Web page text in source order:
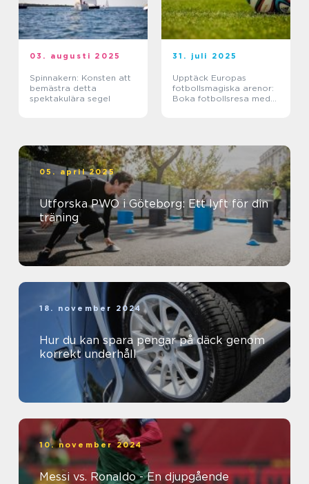
03. augusti 2025
Spinnakern: Konsten att
bemästra detta
spektakulära segel
31. juli 2025
Upptäck Europas
fotbollsmagiska arenor:
Boka fotbollsresa med
05. april 2025
Utforska PWO i Göteborg: Ett lyft för din
träning
18. november 2024
Hur du kan spara pengar på däck genom
korrekt underhåll
10. november 2024
Messi vs. Ronaldo - En djupgående